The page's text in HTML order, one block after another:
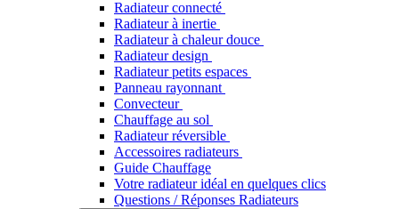
Radiateur connecté
Radiateur à inertie
Radiateur à chaleur douce
Radiateur design
Radiateur petits espaces
Panneau rayonnant
Convecteur
Chauffage au sol
Radiateur réversible
Accessoires radiateurs
Guide Chauffage
Votre radiateur idéal en quelques clics
Questions / Réponses Radiateurs